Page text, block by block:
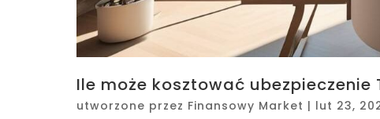
Ile może kosztować ubezpieczenie
utworzone przez Finansowy Market | lut 23,